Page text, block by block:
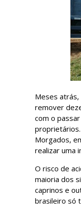
Meses atrás,
remover
com o
Morgados,
realizar uma
O risco de
maioria dos
caprinos e
brasileiro só